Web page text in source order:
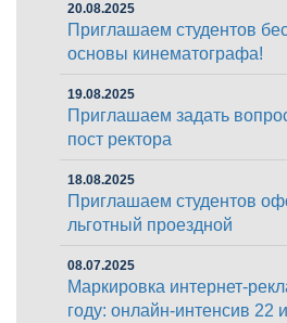
20.08.2025
Приглашаем студентов
основы кинематографа!
19.08.2025
Приглашаем задать
пост ректора
18.08.2025
Приглашаем студентов
льготный проездной
08.07.2025
Маркировка интернет-
году: онлайн-интенсив 22